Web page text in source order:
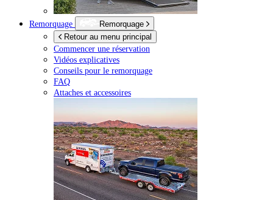
Remorquage
Remorquage
Retour au menu principal
Commencer une réservation
Vidéos explicatives
Conseils pour le remorquage
FAQ
Attaches et accessoires